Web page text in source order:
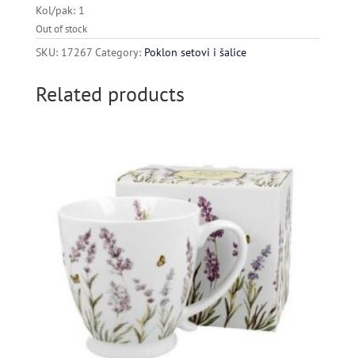
Kol/pak: 1
Out of stock
SKU: 17267 Category: Poklon setovi i šalice
Related products